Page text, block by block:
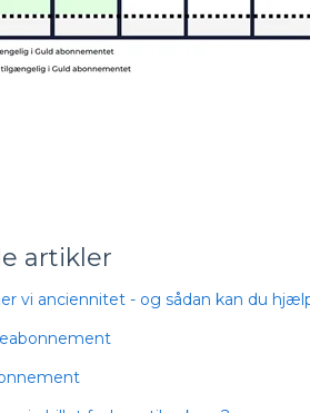
artikler
vi anciennitet - og sådan kan du